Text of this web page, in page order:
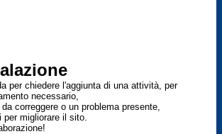
per chiedere l'aggiunta di una attività, per
necessario,
correggere o un problema presente,
per migliorare il sito.